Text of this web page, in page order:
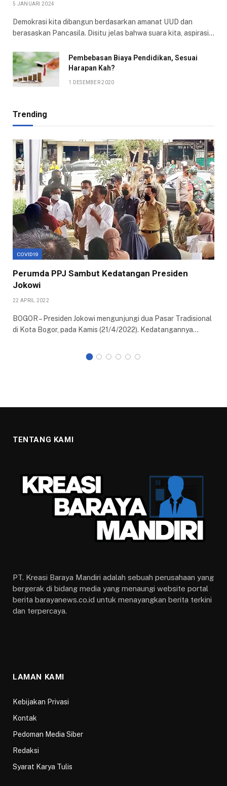
5 JANUARI 2024
Demokrasi kita dibangun berdasarkan amanat UUD dan
berasaskan Pancasila. Disitu jelas bahwa suara kita, aspirasi…
Pembebasan Biaya Pendidikan, Sesuai
Harapan Kah?
1 DESEMBER 2020
Trending
COVID19
Perumda PPJ Sambut Kedatangan Presiden
Jokowi
22 APRIL 2022
BOGOR – Presiden Jokowi mengunjungi dua Pasar Tradisional
di Kota Bogor, pada Kamis (21/4/2022). Kedatangannya…
TENTANG KAMI
PT. Kreasi Baraya Mandiri adalah sebuah perusahaan yang
bergerak di bidang media yang menaungi website portal
berita barayanews.co.id untuk menayangkan berita terkini
dan terpercaya.
LAMAN KAMI
Kebijakan Privasi
Kontak
Pedoman Media Siber
Redaksi
Syarat Karya Tulis